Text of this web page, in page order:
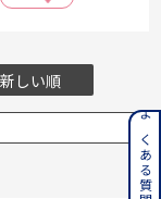
しい順